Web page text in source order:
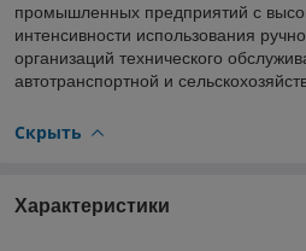
промышленных предприятий с
интенсивности использования
организаций технического
автотранспортной и
Скрыть
Характеристики